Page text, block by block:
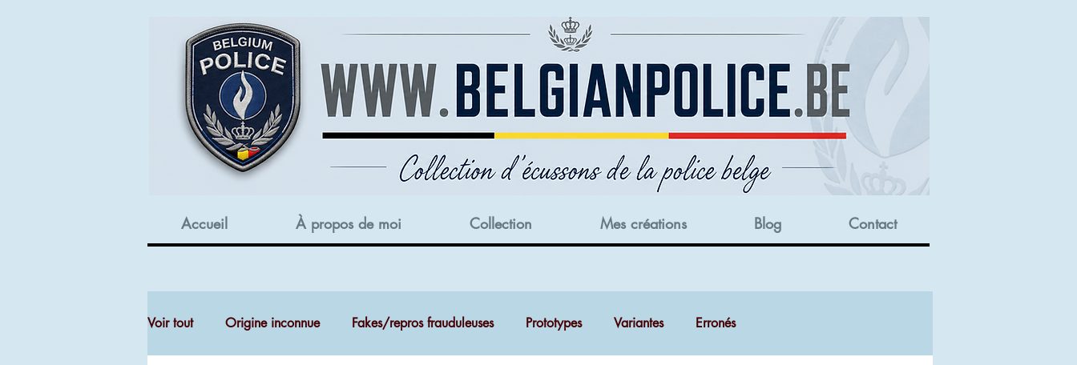
Accueil À propos de moi Collection Mes créations Blog Contact
Voir tout Origine inconnue Fakes/repros frauduleuses Prototypes Variantes Erronés